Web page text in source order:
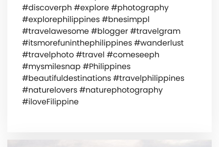
#discoverph #explore #photography
#explorephilippines #bnesimppl
#travelawesome #blogger #travelgram
#itsmorefuninthephilippines #wanderlust
#travelphoto #travel #comeseeph
#mysmilesnap #Philippines
#beautifuldestinations #travelphilippines
#naturelovers #naturephotography
#iloveFilippine